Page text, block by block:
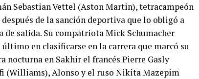
Sebastian Vettel (Aston Martin), tetracampeón
de la sanción deportiva que lo obligó a
salida. Su compatriota Mick Schumacher
en clasificarse en la carrera que marcó su
nocturna en Sakhir el francés Pierre Gasly
(Williams), Alonso y el ruso Nikita Mazepim